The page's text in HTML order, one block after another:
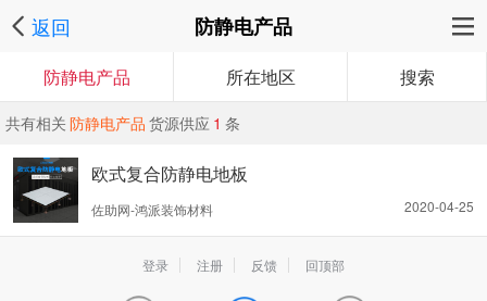
返回 防静电产品
防静电产品 所在地区 搜索
共有相关 防静电产品 货源供应 1 条
欧式复合防静电地板
2020-04-25
佐助网-鸿派装饰材料
登录 注册 反馈 回顶部